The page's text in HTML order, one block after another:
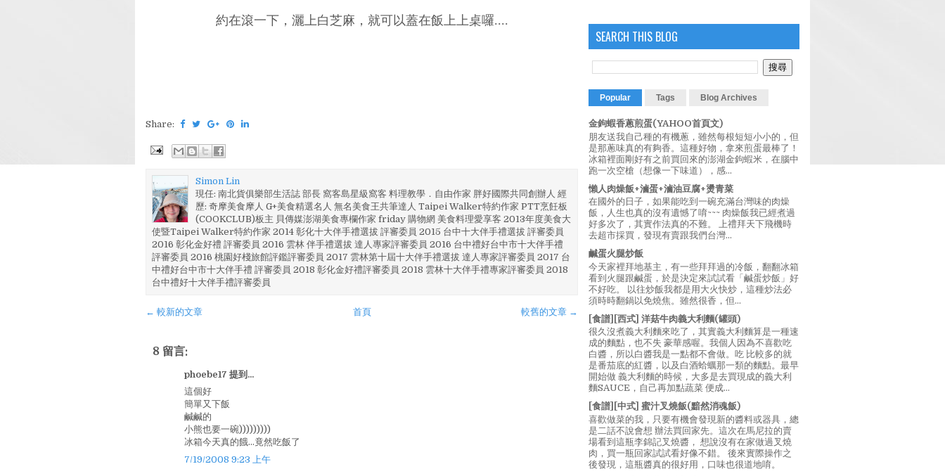
約在滾一下，灑上白芝麻，就可以蓋在飯上上桌囉....
Share:
Simon Lin
現任: 南北貨俱樂部生活誌 部長 窩客島星級窩客 料理教學．自由作家 胖好國際共同創辦人 經
歷: 奇摩美食摩人 G+美食精選名人 無名美食王共筆達人 Taipei Walker特約作家 PTT烹飪板
(COOKCLUB)板主 貝傳媒澎湖美食專欄作家 friday 購物網 美食料理愛享客 2013年度美食大
使暨Taipei Walker特約作家 2014 彰化十大伴手禮選拔 評審委員 2015 台中十大伴手禮選拔 評審委員
2016 彰化金好禮 評審委員 2016 雲林 伴手禮選拔 達人專家評審委員 2016 台中禮好台中市十大伴手禮
評審委員 2016 桃園好棧旅館評鑑評審委員 2017 雲林第十屆十大伴手禮選拔 達人專家評審委員 2017 台
中禮好台中市十大伴手禮 評審委員 2018 彰化金好禮評審委員 2018 雲林十大伴手禮專家評審委員 2018
台中禮好十大伴手禮評審委員
← 較新的文章 較舊的文章 →
首頁
8 留言:
phoebe17 提到...
這個好
簡單又下飯
鹹鹹的
小熊也要一碗)))))))))
冰箱今天真的餓...竟然吃飯了
7/19/2008 9:23 上午
SEARCH THIS BLOG
Popular Tags Blog Archives
金鉤蝦香蔥煎蛋(YAHOO首頁文)
朋友送我自己種的有機蔥，雖然每根短短小小的，但
是那蔥味真的有夠香。這種好物，拿來煎蛋最棒了！
冰箱裡面剛好有之前買回來的澎湖金鉤蝦米，在腦中
跑一次空槍（想像一下味道），感...
懶人肉燥飯+滷蛋+滷油豆腐+燙青菜
在國外的日子，如果能吃到一碗充滿台灣味的肉燥
飯，人生也真的沒有遺憾了唷~~~ 肉燥飯我已經煮過
好多次了，其實作法真的不難。 上禮拜天下飛機時
去超市採買，發現有賣跟我們台灣...
鹹蛋火腿炒飯
今天家裡拜地基主，有一些拜拜過的冷飯，翻翻冰箱
看到火腿跟鹹蛋，於是決定來試試看「鹹蛋炒飯」好
不好吃。 以往炒飯我都是用大火快炒，這種炒法必
須時時翻鍋以免燒焦。雖然很香，但...
[食譜][西式] 洋菇牛肉義大利麵(罐頭)
很久沒煮義大利麵來吃了，其實義大利麵算是一種速
成的麵點，也不失 豪華感喔。我個人因為不喜歡吃
白醬，所以白醬我是一點都不會做。吃 比較多的就
是番茄底的紅醬，以及白酒蛤蠣那一類的麵點。最早
開始做 義大利麵的時候，大多是去買現成的義大利
麵SAUCE，自己再加點蔬菜 便成...
[食譜][中式] 蜜汁叉燒飯(黯然消魂飯)
喜歡做菜的我，只要有機會發現新的醬料或器具，總
是二話不說會想 辦法買回家先。這次在馬尼拉的賣
場看到這瓶李錦記叉燒醬， 想說沒有在家做過叉燒
肉，買一瓶回家試試看好像不錯。 後來實際操作之
後發現，這瓶醬真的很好用，口味也很道地唷。